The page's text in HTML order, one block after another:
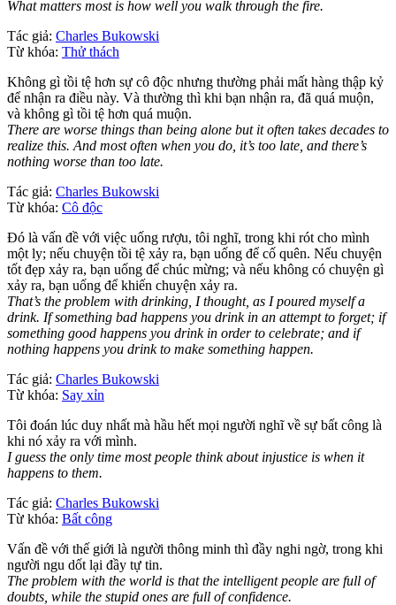
What matters most is how well you walk through the fire.
Tác giả: Charles Bukowski
Từ khóa: Thử thách
Không gì tồi tệ hơn sự cô độc nhưng thường phải mất hàng thập kỷ
để nhận ra điều này. Và thường thì khi bạn nhận ra, đã quá muộn,
và không gì tồi tệ hơn quá muộn.
There are worse things than being alone but it often takes decades to
realize this. And most often when you do, it’s too late, and there’s
nothing worse than too late.
Tác giả: Charles Bukowski
Từ khóa: Cô độc
Đó là vấn đề với việc uống rượu, tôi nghĩ, trong khi rót cho mình
một ly; nếu chuyện tồi tệ xảy ra, bạn uống để cố quên. Nếu chuyện
tốt đẹp xảy ra, bạn uống để chúc mừng; và nếu không có chuyện gì
xảy ra, bạn uống để khiến chuyện xảy ra.
That’s the problem with drinking, I thought, as I poured myself a
drink. If something bad happens you drink in an attempt to forget; if
something good happens you drink in order to celebrate; and if
nothing happens you drink to make something happen.
Tác giả: Charles Bukowski
Từ khóa: Say xỉn
Tôi đoán lúc duy nhất mà hầu hết mọi người nghĩ về sự bất công là
khi nó xảy ra với mình.
I guess the only time most people think about injustice is when it
happens to them.
Tác giả: Charles Bukowski
Từ khóa: Bất công
Vấn đề với thế giới là người thông minh thì đầy nghi ngờ, trong khi
người ngu dốt lại đầy tự tin.
The problem with the world is that the intelligent people are full of
doubts, while the stupid ones are full of confidence.